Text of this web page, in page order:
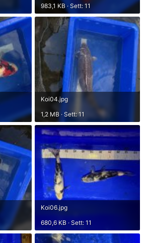
983,1 KB · Sett: 11
Koi04.jpg
1,2 MB · Sett: 11
Koi06.jpg
680,6 KB · Sett: 11